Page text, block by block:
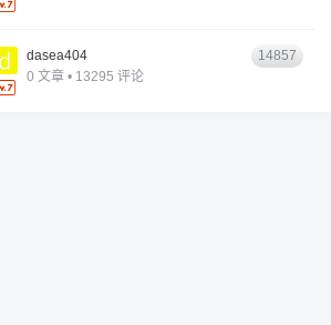
dasea404
0 文章 • 13295 评论
14857